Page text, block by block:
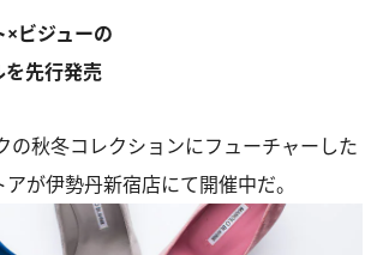
ビジューの
を先行発売
の秋冬コレクションにフューチャーした
が伊勢丹新宿店にて開催中だ。